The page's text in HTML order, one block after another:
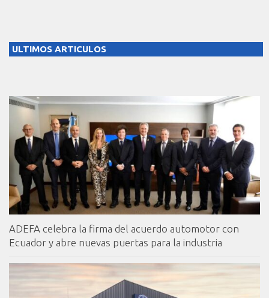
ULTIMOS ARTICULOS
ADEFA celebra la firma del acuerdo automotor con
Ecuador y abre nuevas puertas para la industria